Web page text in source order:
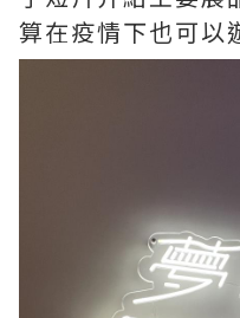
算在疫情下也可以